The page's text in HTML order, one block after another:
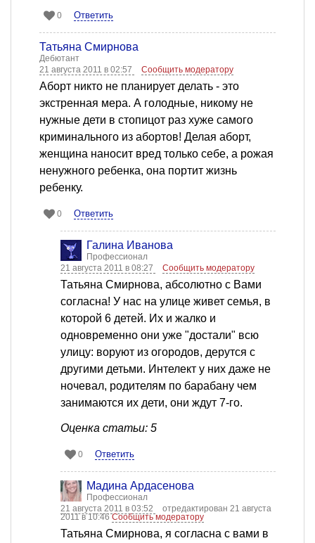
0 Ответить
Татьяна Смирнова
Дебютант
21 августа 2011 в 02:57
Сообщить модератору
Аборт никто не планирует делать - это
экстренная мера. А голодные, никому не
нужные дети в стопицот раз хуже самого
криминального из абортов! Делая аборт,
женщина наносит вред только себе, а рожая
ненужного ребенка, она портит жизнь
ребенку.
0 Ответить
Галина Иванова
Профессионал
21 августа 2011 в 08:27
Сообщить модератору
Татьяна Смирнова, абсолютно с Вами
согласна! У нас на улице живет семья, в
которой 6 детей. Их и жалко и
одновременно они уже "достали" всю
улицу: воруют из огородов, дерутся с
другими детьми. Интелект у них даже не
ночевал, родителям по барабану чем
занимаются их дети, они ждут 7-го.
Оценка статьи: 5
0 Ответить
Мадина Ардасенова
Профессионал
21 августа 2011 в 03:52
отредактирован 21 августа
2011 в 10:46Сообщить модератору
Татьяна Смирнова, я согласна с вами в